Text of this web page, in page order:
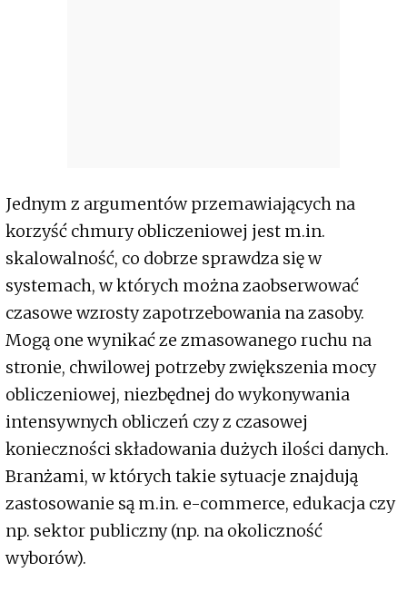
Jednym z argumentów przemawiających na
korzyść chmury obliczeniowej jest m.in.
skalowalność, co dobrze sprawdza się w
systemach, w których można zaobserwować
czasowe wzrosty zapotrzebowania na zasoby.
Mogą one wynikać ze zmasowanego ruchu na
stronie, chwilowej potrzeby zwiększenia mocy
obliczeniowej, niezbędnej do wykonywania
intensywnych obliczeń czy z czasowej
konieczności składowania dużych ilości danych.
Branżami, w których takie sytuacje znajdują
zastosowanie są m.in. e-commerce, edukacja czy
np. sektor publiczny (np. na okoliczność
wyborów).